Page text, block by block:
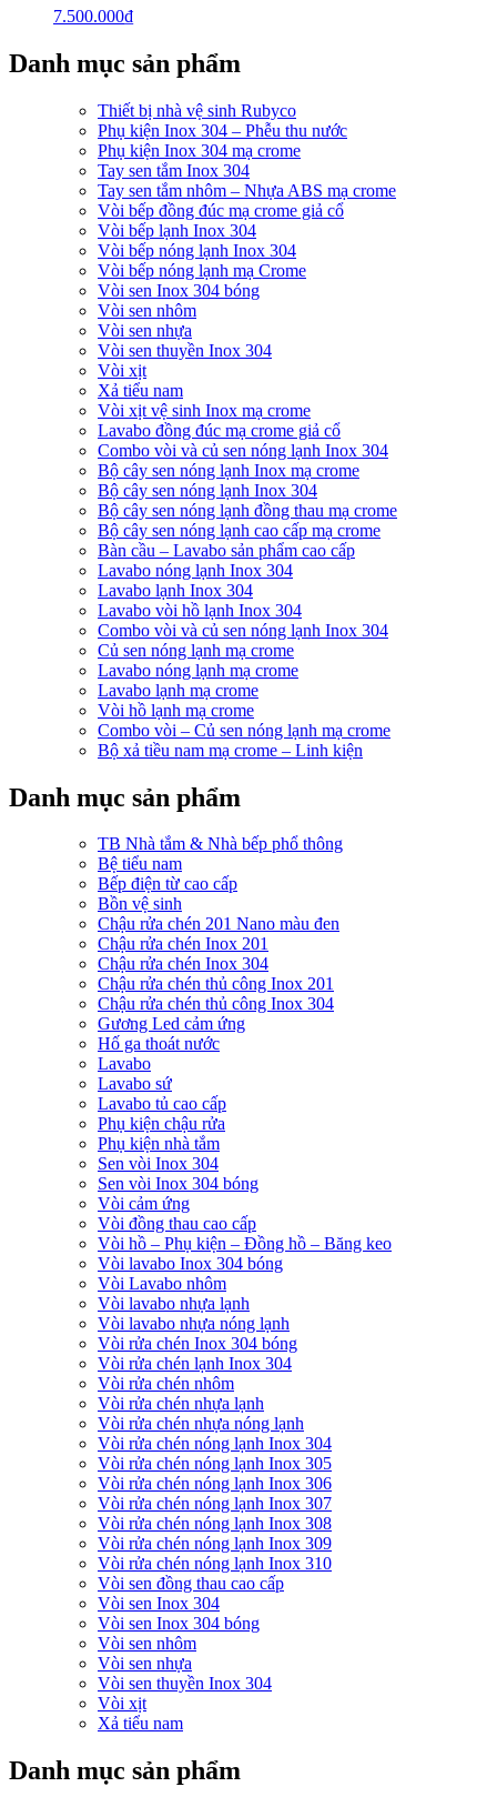
7.500.000₫
Danh mục sản phẩm
Thiết bị nhà vệ sinh Rubyco
Phụ kiện Inox 304 – Phễu thu nước
Phụ kiện Inox 304 mạ crome
Tay sen tắm Inox 304
Tay sen tắm nhôm – Nhựa ABS mạ crome
Vòi bếp đồng đúc mạ crome giả cổ
Vòi bếp lạnh Inox 304
Vòi bếp nóng lạnh Inox 304
Vòi bếp nóng lạnh mạ Crome
Vòi sen Inox 304 bóng
Vòi sen nhôm
Vòi sen nhựa
Vòi sen thuyền Inox 304
Vòi xịt
Xả tiểu nam
Vòi xịt vệ sinh Inox mạ crome
Lavabo đồng đúc mạ crome giả cổ
Combo vòi và củ sen nóng lạnh Inox 304
Bộ cây sen nóng lạnh Inox mạ crome
Bộ cây sen nóng lạnh Inox 304
Bộ cây sen nóng lạnh đồng thau mạ crome
Bộ cây sen nóng lạnh cao cấp mạ crome
Bàn cầu – Lavabo sản phẩm cao cấp
Lavabo nóng lạnh Inox 304
Lavabo lạnh Inox 304
Lavabo vòi hồ lạnh Inox 304
Combo vòi và củ sen nóng lạnh Inox 304
Củ sen nóng lạnh mạ crome
Lavabo nóng lạnh mạ crome
Lavabo lạnh mạ crome
Vòi hồ lạnh mạ crome
Combo vòi – Củ sen nóng lạnh mạ crome
Bộ xả tiều nam mạ crome – Linh kiện
Danh mục sản phẩm
TB Nhà tắm & Nhà bếp phổ thông
Bệ tiểu nam
Bếp điện từ cao cấp
Bồn vệ sinh
Chậu rửa chén 201 Nano màu đen
Chậu rửa chén Inox 201
Chậu rửa chén Inox 304
Chậu rửa chén thủ công Inox 201
Chậu rửa chén thủ công Inox 304
Gương Led cảm ứng
Hố ga thoát nước
Lavabo
Lavabo sứ
Lavabo tủ cao cấp
Phụ kiện chậu rửa
Phụ kiện nhà tắm
Sen vòi Inox 304
Sen vòi Inox 304 bóng
Vòi cảm ứng
Vòi đồng thau cao cấp
Vòi hồ – Phụ kiện – Đồng hồ – Băng keo
Vòi lavabo Inox 304 bóng
Vòi Lavabo nhôm
Vòi lavabo nhựa lạnh
Vòi lavabo nhựa nóng lạnh
Vòi rửa chén Inox 304 bóng
Vòi rửa chén lạnh Inox 304
Vòi rửa chén nhôm
Vòi rửa chén nhựa lạnh
Vòi rửa chén nhựa nóng lạnh
Vòi rửa chén nóng lạnh Inox 304
Vòi rửa chén nóng lạnh Inox 305
Vòi rửa chén nóng lạnh Inox 306
Vòi rửa chén nóng lạnh Inox 307
Vòi rửa chén nóng lạnh Inox 308
Vòi rửa chén nóng lạnh Inox 309
Vòi rửa chén nóng lạnh Inox 310
Vòi sen đồng thau cao cấp
Vòi sen Inox 304
Vòi sen Inox 304 bóng
Vòi sen nhôm
Vòi sen nhựa
Vòi sen thuyền Inox 304
Vòi xịt
Xả tiểu nam
Danh mục sản phẩm